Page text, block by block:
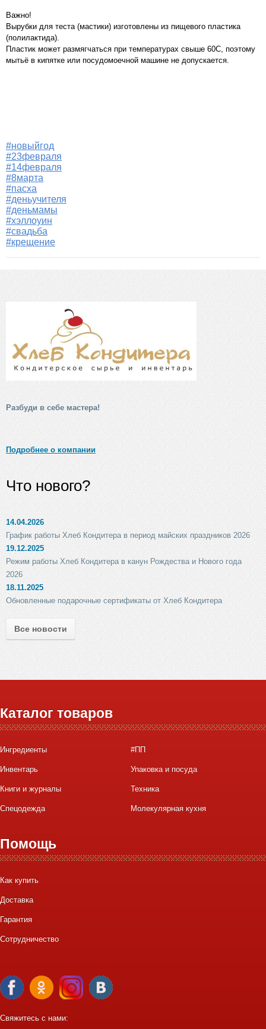
Важно!
Вырубки для теста (мастики) изготовлены из пищевого пластика
(полилактида).
Пластик может размягчаться при температурах свыше 60С, поэтому
мытьё в кипятке или посудомоечной машине не допускается.
#новыйгод
#23февраля
#14февраля
#8марта
#пасха
#деньучителя
#деньмамы
#хэллоуин
#свадьба
#крещение
Разбуди в себе мастера!
Подробнее о компании
Что нового?
14.04.2026
График работы Хлеб Кондитера в период майских праздников 2026
19.12.2025
Режим работы Хлеб Кондитера в канун Рождества и Нового года
2026
18.11.2025
Обновленные подарочные сертификаты от Хлеб Кондитера
Все новости
Каталог товаров
Ингредиенты #ПП
Инвентарь Упаковка и посуда
Книги и журналы Техника
Спецодежда Молекулярная кухня
Помощь
Как купить
Доставка
Гарантия
Сотрудничество
Свяжитесь с нами: